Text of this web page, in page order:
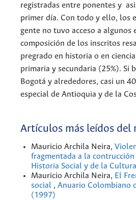
registradas entre ponentes y
primer día. Con todo y ello, los
gente no tuvo acceso a algunos
composición de los inscritos
pregrado en historia o en
primaria y secundaria (25%). Si
Bogotá y alrededores, casi un
especial de Antioquia y de la
Artículos más leídos del
Mauricio Archila Neira,
fragmentada a la
Historia Social y de la
Mauricio Archila Neira, El
social , Anuario Colombiano
(1997)